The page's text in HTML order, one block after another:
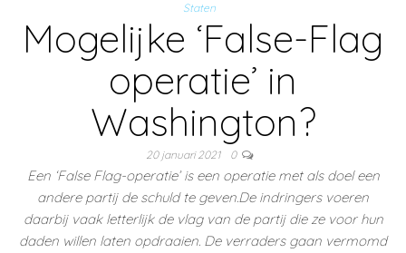
Staten
Mogelijke ‘False-Flag
operatie’ in
Washington?
20 januari 2021 0
Een ‘False Flag-operatie’ is een operatie met als doel een
andere partij de schuld te geven.De indringers voeren
daarbij vaak letterlijk de vlag van de partij die ze voor hun
daden willen laten opdraaien. De verraders gaan vermomd